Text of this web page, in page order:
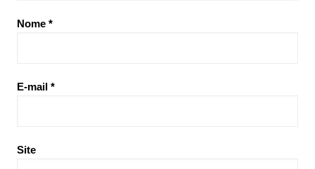
Nome *
E-mail *
Site